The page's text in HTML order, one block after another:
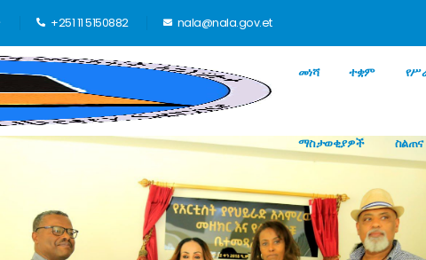
+251 11 5150882 nala@nala.gov.et
መነሻ ተቋም
ማስታወቂያዎች ስልጠና